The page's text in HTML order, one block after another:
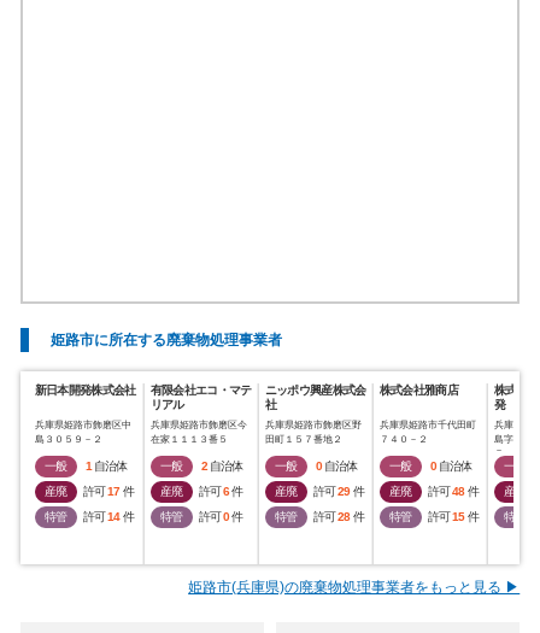
姫路市に所在する廃棄物処理事業者
新日本開発株式会社
兵庫県姫路市飾磨区中
島３０５９－２
一般 1 自治体
産廃
許可17 件
特管
許可14 件
有限会社エコ・マテ
リアル
兵庫県姫路市飾磨区今
在家１１１３番５
一般 2 自治体
産廃
許可6件
特管
許可0件
ニッポウ興産株式会
社
兵庫県姫路市飾磨区野
田町１５７番地２
一般 0 自治体
産廃
許可29 件
特管
許可28 件
株式会社雅商店
兵庫県姫路市千代田町
７４０－２
一般 0 自治体
産廃
許可48 件
特管
許可15 件
株式会
発
兵庫県姫
島字宝来
７
一般
産廃
特管
姫路市(兵庫県)の廃棄物処理事業者をもっと見る ▶